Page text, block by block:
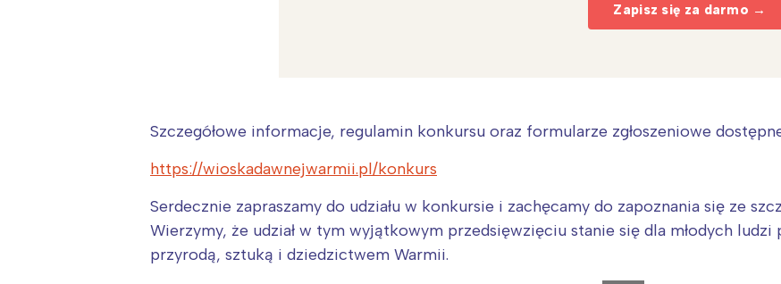
Zapisz się za darmo →
Szczegółowe informacje, regulamin konkursu oraz formularze zgłoszeniowe
https://wioskadawnejwarmii.pl/konkurs
Serdecznie zapraszamy do udziału w konkursie i zachęcamy do zapoznania się ze
Wierzymy, że udział w tym wyjątkowym przedsięwzięciu stanie się dla młodych
przyrodą, sztuką i dziedzictwem Warmii.
Interesują mnie wydarzenia z tego